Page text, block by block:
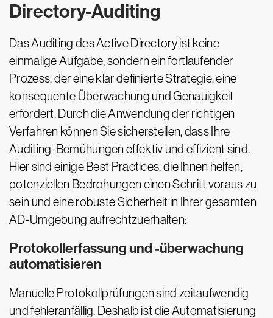
Directory-Auditing
Das Auditing des Active Directory ist keine
einmalige Aufgabe, sondern ein fortlaufender
Prozess, der eine klar definierte Strategie, eine
konsequente Überwachung und Genauigkeit
erfordert. Durch die Anwendung der richtigen
Verfahren können Sie sicherstellen, dass Ihre
Auditing-Bemühungen effektiv und effizient sind.
Hier sind einige Best Practices, die Ihnen helfen,
potenziellen Bedrohungen einen Schritt voraus zu
sein und eine robuste Sicherheit in Ihrer gesamten
AD-Umgebung aufrechtzuerhalten:
Protokollerfassung und -überwachung
automatisieren
Manuelle Protokollprüfungen sind zeitaufwendig
und fehleranfällig. Deshalb ist die Automatisierung